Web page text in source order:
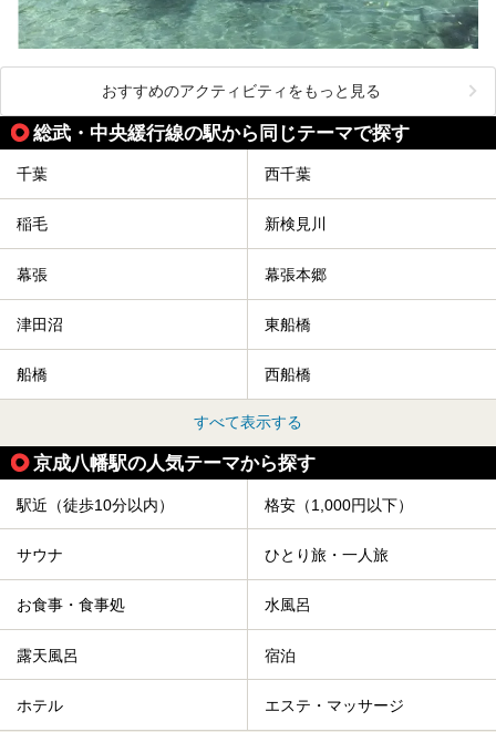
おすすめのアクティビティをもっと見る
総武・中央緩行線の駅から同じテーマで探す
千葉 西千葉
稲毛 新検見川
幕張 幕張本郷
津田沼 東船橋
船橋 西船橋
すべて表示する
京成八幡駅の人気テーマから探す
駅近（徒歩10分以内） 格安（1,000円以下）
サウナ ひとり旅・一人旅
お食事・食事処 水風呂
露天風呂 宿泊
ホテル エステ・マッサージ